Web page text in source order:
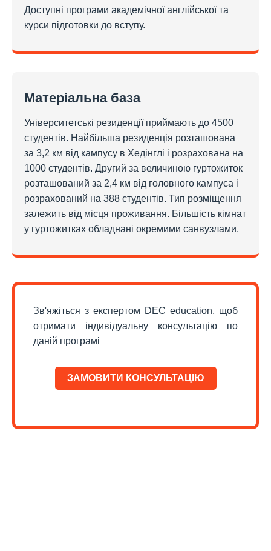
Доступні програми академічної англійської та
курси підготовки до вступу.
Матеріальна база
Університетські резиденції приймають до 4500
студентів. Найбільша резиденція розташована
за 3,2 км від кампусу в Хедінглі і розрахована на
1000 студентів. Другий за величиною гуртожиток
розташований за 2,4 км від головного кампуса і
розрахований на 388 студентів. Тип розміщення
залежить від місця проживання. Більшість кімнат
у гуртожитках обладнані окремими санвузлами.
Зв'яжіться з експертом DEC education, щоб
отримати індивідуальну консультацію по
даній програмі
ЗАМОВИТИ КОНСУЛЬТАЦІЮ